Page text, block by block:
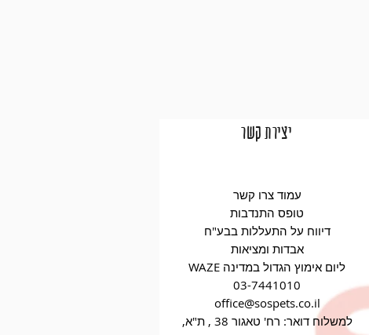
יצירת קשר
עמוד צרו קשר
טופס התנדבות
דיווח על התעללות בבע"ח
אבדות ומציאות
WAZE ליום אימוץ הגדול במדינה
03-7441010
office@sospets.co.il
למשלוח דואר: רח' טאגור 38 , ת"א,